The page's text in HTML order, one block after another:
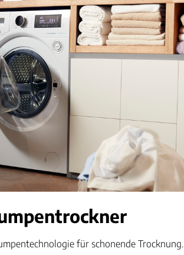
für schonende Trocknung.